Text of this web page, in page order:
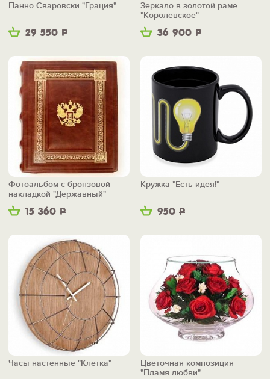
29 550 Р
Панно Сваровски "Грация"
36 900 Р
Зеркало в золотой раме
"Королевское"
15 360 Р
Фотоальбом с бронзовой
накладкой "Державный"
950 Р
Кружка "Есть идея!"
Часы настенные "Клетка"
Цветочная композиция
"Пламя любви"